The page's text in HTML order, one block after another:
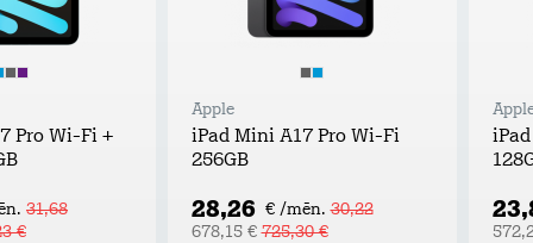
Pro Wi-Fi +
31,68
€
Apple
iPad Mini A17 Pro Wi-Fi
256GB
28,26 € /mēn. 30,22
678,15 €725,30 €